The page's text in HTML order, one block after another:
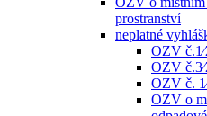
prostranství
neplatné
OZV
OZV
OZV č.
OZV o